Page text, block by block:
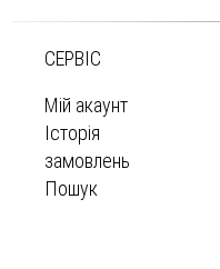
СЕРВІС
Мій акаунт
Історія
замовлень
Пошук